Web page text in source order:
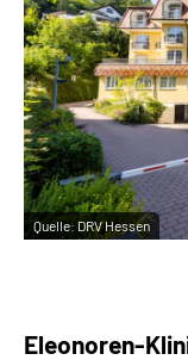
Quelle: DRV Hessen
Eleonoren-